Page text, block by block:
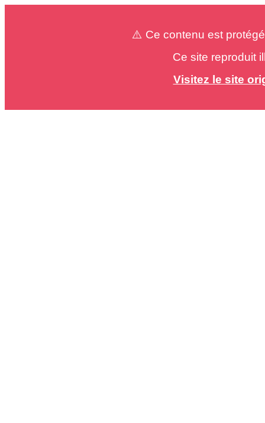
⚠️ Ce contenu est
Ce site reproduit
Visitez le site